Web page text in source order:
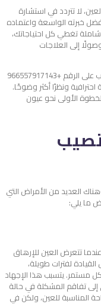
لا تتردد في استشارة
خبرته الواسعة واعتماده
شاملة تغطي كل احتياجاتك،
إلى العلاجات
يمكنك التواصل معه بسهولة عبر الهاتف أو الواتساب على الرقم +966557917143
ونظرًا أكثر وضوحًا.
الأولى نحو عيون
العديد من الأمراض التي
ما يلي:
تتعرض العين للإرهاق
لفترات طويلة،
مستمر. يتسبب هذا الإجهاد
تفاقم المشكلة في حالة
المناسبة للعين، ولكن في